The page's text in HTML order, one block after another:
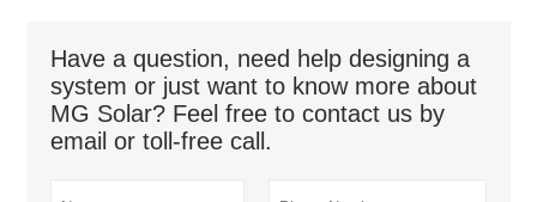
Have a question, need help designing a
system or just want to know more about
MG Solar? Feel free to contact us by
email or toll-free call.